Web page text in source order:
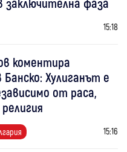
15:18
коментира
Банско: Хулиганът е
от раса,
15:16